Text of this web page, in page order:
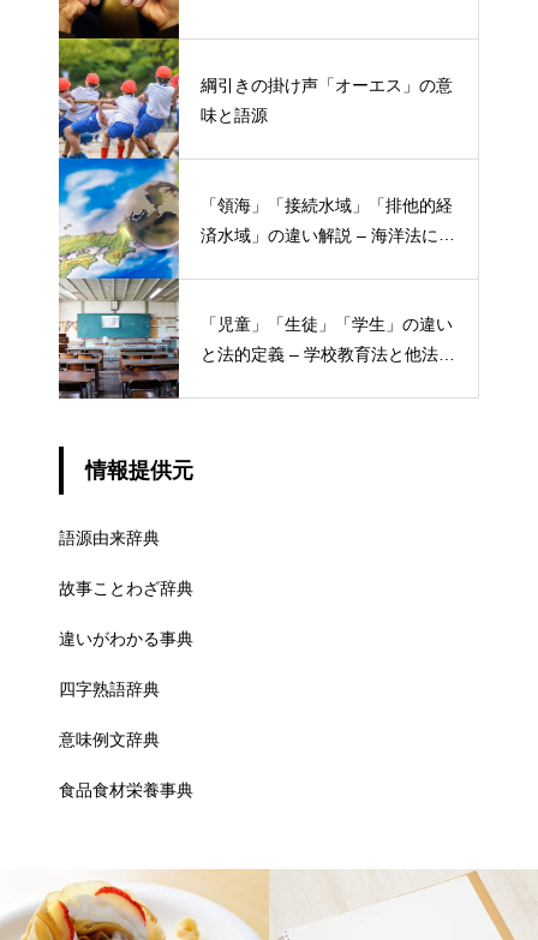
綱引きの掛け声「オーエス」の意
味と語源
「領海」「接続水域」「排他的経
済水域」の違い解説 – 海洋法にお
「児童」「生徒」「学生」の違い
と法的定義 – 学校教育法と他法律
情報提供元
語源由来辞典
故事ことわざ辞典
違いがわかる事典
四字熟語辞典
意味例文辞典
食品食材栄養事典